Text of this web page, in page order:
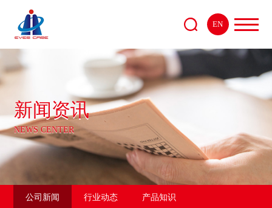
EN
新闻资讯
NEWS CENTER
公司新闻 行业动态 产品知识